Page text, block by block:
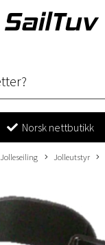
Norsk nettbutikk
Jolleseiling Jolleutstyr